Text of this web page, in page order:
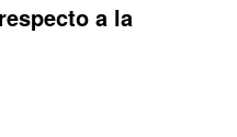
a la